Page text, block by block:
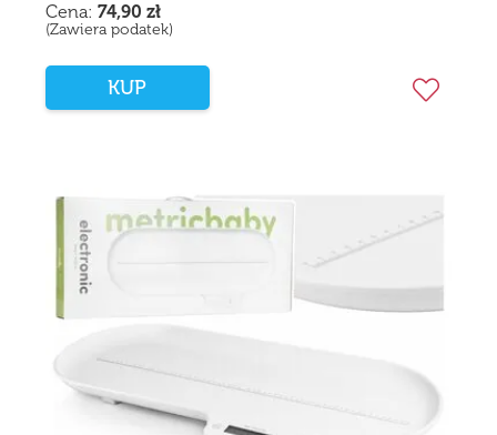
Cena: 74,90 zł
(Zawiera podatek)
KUP